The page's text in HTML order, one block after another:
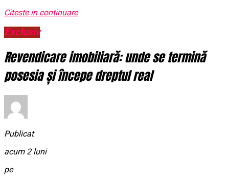
Citeste in continuare
Exclusiv
Revendicare imobiliară: unde se termină
posesia și începe dreptul real
Publicat
acum 2 luni
pe